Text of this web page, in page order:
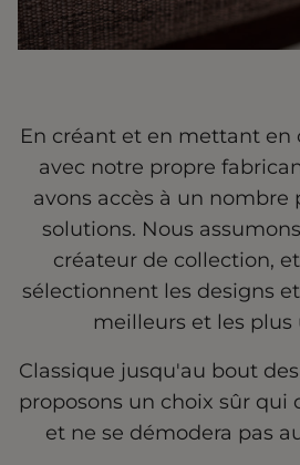
En créant et en mettant
avec notre propre
avons accès à un nombre
solutions. Nous
créateur de collection,
sélectionnent les designs
meilleurs et les plus
Classique jusqu'au bout
proposons un choix sûr qui
et ne se démodera pas